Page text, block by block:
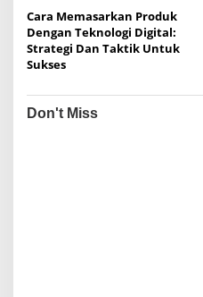
n
Cara Memasarkan Produk
Dengan Teknologi Digital:
Strategi Dan Taktik Untuk
Sukses
Don't Miss